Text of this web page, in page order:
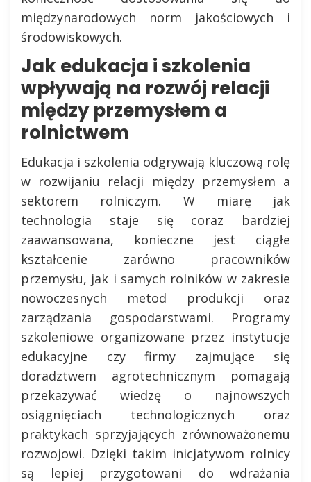
międzynarodowych norm jakościowych i
środowiskowych.
Jak edukacja i szkolenia
wpływają na rozwój relacji
między przemysłem a
rolnictwem
Edukacja i szkolenia odgrywają kluczową rolę
w rozwijaniu relacji między przemysłem a
sektorem rolniczym. W miarę jak
technologia staje się coraz bardziej
zaawansowana, konieczne jest ciągłe
kształcenie zarówno pracowników
przemysłu, jak i samych rolników w zakresie
nowoczesnych metod produkcji oraz
zarządzania gospodarstwami. Programy
szkoleniowe organizowane przez instytucje
edukacyjne czy firmy zajmujące się
doradztwem agrotechnicznym pomagają
przekazywać wiedzę o najnowszych
osiągnięciach technologicznych oraz
praktykach sprzyjających zrównoważonemu
rozwojowi. Dzięki takim inicjatywom rolnicy
są lepiej przygotowani do wdrażania